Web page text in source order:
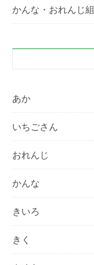
かんな・おれんじ組
あか
いちごさん
おれんじ
かんな
きいろ
きく